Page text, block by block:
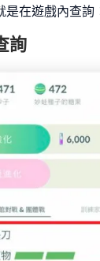
在遊戲內查詢
詢